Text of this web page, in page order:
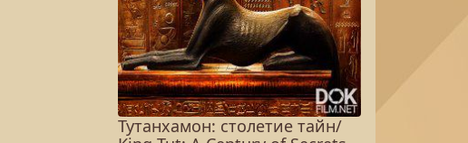
Тутанхамон: столетие тайн/